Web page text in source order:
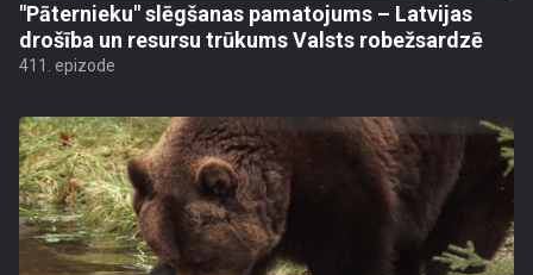
"Pāternieku" slēgšanas pamatojums – Latvijas
drošība un resursu trūkums Valsts robežsardzē
411. epizode